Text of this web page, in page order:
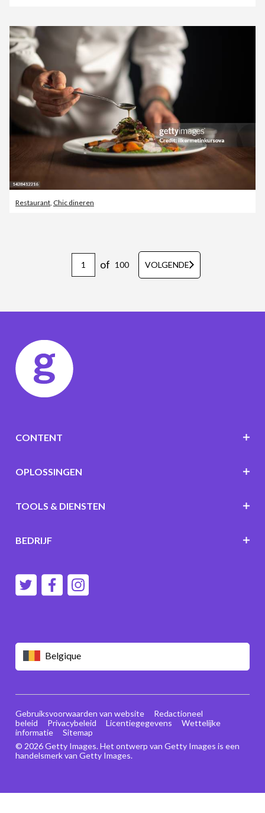
Restaurant Chic dineren
of 100 VOLGENDE
Belgique
CONTENT
OPLOSSINGEN
TOOLS & DIENSTEN
BEDRIJF
© 2026 Getty Images. Het ontwerp van Getty Images is een
handelsmerk van Getty Images.
Gebruiksvoorwaarden van website
Redactioneel
beleid
Privacybeleid Licentiegegevens
Wettelijke
informatie
Sitemap